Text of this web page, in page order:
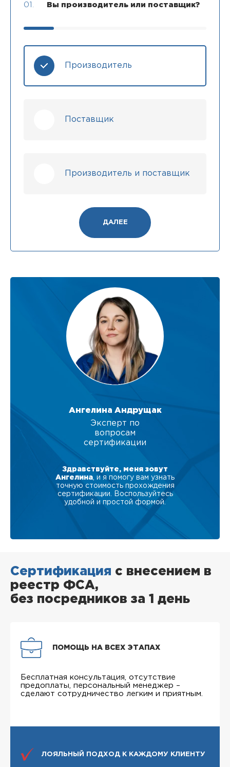
01. Вы производитель или поставщик?
Производитель
Поставщик
Производитель и поставщик
ДАЛЕЕ
Ангелина Андрущак
Эксперт по
вопросам
сертификации
Здравствуйте, меня зовут
Ангелина , и я помогу вам узнать
точную стоимость прохождения
сертификации. Воспользуйтесь
удобной и простой формой.
Сертификация с внесением в
реестр ФСА,
без посредников за 1 день
ПОМОЩЬ НА ВСЕХ ЭТАПАХ
Бесплатная консультация, отсутствие
предоплаты, персональный менеджер –
сделают сотрудничество легким и приятным.
ЛОЯЛЬНЫЙ ПОДХОД К КАЖДОМУ КЛИЕНТУ